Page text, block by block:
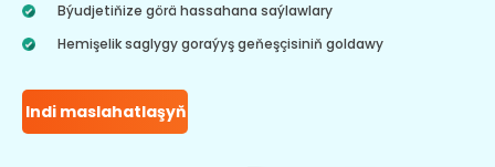
Býudjetiňize görä hassahana saýlawlary
Hemişelik saglygy goraýyş geňeşçisiniň goldawy
Indi maslahatlaşyň